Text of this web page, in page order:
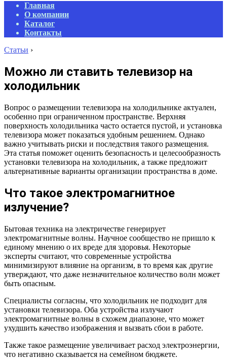
Primary
Navigation
Menu
Главная
О компании
Каталог
Контакты
Статьи ›
Можно ли ставить телевизор на
холодильник
Вопрос о размещении телевизора на холодильнике актуален,
особенно при ограниченном пространстве. Верхняя
поверхность холодильника часто остается пустой, и установка
телевизора может показаться удобным решением. Однако
важно учитывать риски и последствия такого размещения.
Эта статья поможет оценить безопасность и целесообразность
установки телевизора на холодильник, а также предложит
альтернативные варианты организации пространства в доме.
Что такое электромагнитное
излучение?
Бытовая техника на электричестве генерирует
электромагнитные волны. Научное сообщество не пришло к
единому мнению о их вреде для здоровья. Некоторые
эксперты считают, что современные устройства
минимизируют влияние на организм, в то время как другие
утверждают, что даже незначительное количество волн может
быть опасным.
Специалисты согласны, что холодильник не подходит для
установки телевизора. Оба устройства излучают
электромагнитные волны в схожем диапазоне, что может
ухудшить качество изображения и вызвать сбои в работе.
Также такое размещение увеличивает расход электроэнергии,
что негативно сказывается на семейном бюджете.